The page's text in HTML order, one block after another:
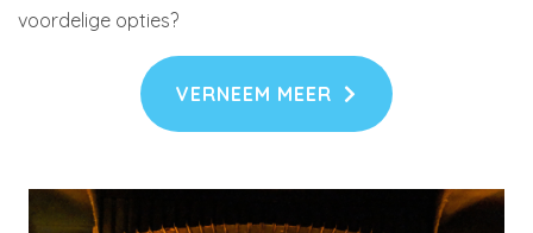
voordelige opties?
VERNEEM MEER